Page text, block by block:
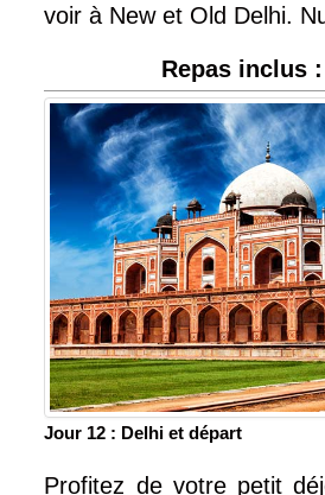
voir à New et Old Delhi.
Repas inclus
Jour 12 : Delhi et départ
Profitez de votre petit